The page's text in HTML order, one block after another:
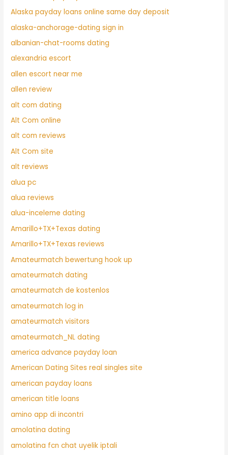
Alaska payday loans online same day deposit
alaska-anchorage-dating sign in
albanian-chat-rooms dating
alexandria escort
allen escort near me
allen review
alt com dating
Alt Com online
alt com reviews
Alt Com site
alt reviews
alua pc
alua reviews
alua-inceleme dating
Amarillo+TX+Texas dating
Amarillo+TX+Texas reviews
Amateurmatch bewertung hook up
amateurmatch dating
amateurmatch de kostenlos
amateurmatch log in
amateurmatch visitors
amateurmatch_NL dating
america advance payday loan
American Dating Sites real singles site
american payday loans
american title loans
amino app di incontri
amolatina dating
amolatina fcn chat uyelik iptali